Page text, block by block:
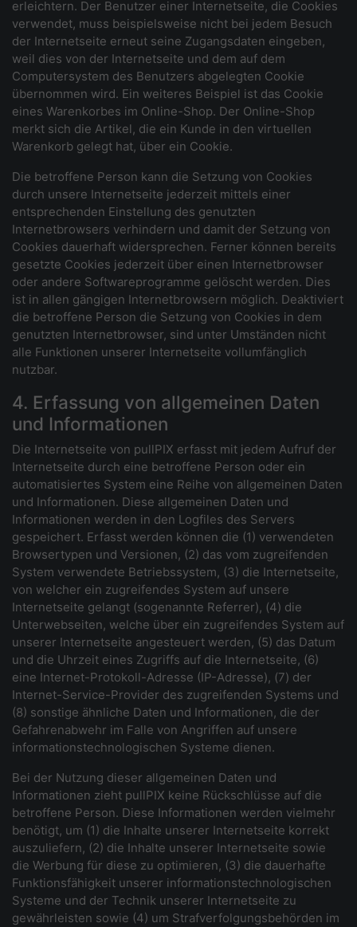
erleichtern. Der Benutzer einer Internetseite, die Cookies
verwendet, muss beispielsweise nicht bei jedem Besuch
der Internetseite erneut seine Zugangsdaten eingeben,
weil dies von der Internetseite und dem auf dem
Computersystem des Benutzers abgelegten Cookie
übernommen wird. Ein weiteres Beispiel ist das Cookie
eines Warenkorbes im Online-Shop. Der Online-Shop
merkt sich die Artikel, die ein Kunde in den virtuellen
Warenkorb gelegt hat, über ein Cookie.
Die betroffene Person kann die Setzung von Cookies
durch unsere Internetseite jederzeit mittels einer
entsprechenden Einstellung des genutzten
Internetbrowsers verhindern und damit der Setzung von
Cookies dauerhaft widersprechen. Ferner können bereits
gesetzte Cookies jederzeit über einen Internetbrowser
oder andere Softwareprogramme gelöscht werden. Dies
ist in allen gängigen Internetbrowsern möglich. Deaktiviert
die betroffene Person die Setzung von Cookies in dem
genutzten Internetbrowser, sind unter Umständen nicht
alle Funktionen unserer Internetseite vollumfänglich
nutzbar.
4. Erfassung von allgemeinen Daten
und Informationen
Die Internetseite von pullPIX erfasst mit jedem Aufruf der
Internetseite durch eine betroffene Person oder ein
automatisiertes System eine Reihe von allgemeinen Daten
und Informationen. Diese allgemeinen Daten und
Informationen werden in den Logfiles des Servers
gespeichert. Erfasst werden können die (1) verwendeten
Browsertypen und Versionen, (2) das vom zugreifenden
System verwendete Betriebssystem, (3) die Internetseite,
von welcher ein zugreifendes System auf unsere
Internetseite gelangt (sogenannte Referrer), (4) die
Unterwebseiten, welche über ein zugreifendes System auf
unserer Internetseite angesteuert werden, (5) das Datum
und die Uhrzeit eines Zugriffs auf die Internetseite, (6)
eine Internet-Protokoll-Adresse (IP-Adresse), (7) der
Internet-Service-Provider des zugreifenden Systems und
(8) sonstige ähnliche Daten und Informationen, die der
Gefahrenabwehr im Falle von Angriffen auf unsere
informationstechnologischen Systeme dienen.
Bei der Nutzung dieser allgemeinen Daten und
Informationen zieht pullPIX keine Rückschlüsse auf die
betroffene Person. Diese Informationen werden vielmehr
benötigt, um (1) die Inhalte unserer Internetseite korrekt
auszuliefern, (2) die Inhalte unserer Internetseite sowie
die Werbung für diese zu optimieren, (3) die dauerhafte
Funktionsfähigkeit unserer informationstechnologischen
Systeme und der Technik unserer Internetseite zu
gewährleisten sowie (4) um Strafverfolgungsbehörden im